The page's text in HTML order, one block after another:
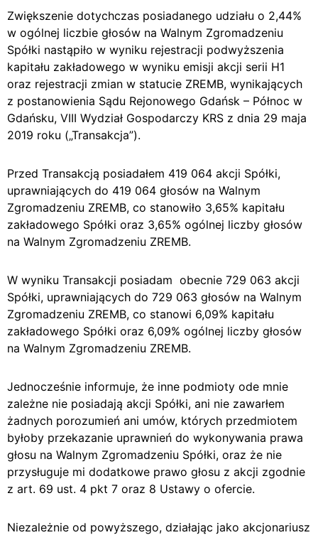
Zwiększenie dotychczas posiadanego udziału o 2,44%
w ogólnej liczbie głosów na Walnym Zgromadzeniu
Spółki nastąpiło w wyniku rejestracji podwyższenia
kapitału zakładowego w wyniku emisji akcji serii H1
oraz rejestracji zmian w statucie ZREMB, wynikających
z postanowienia Sądu Rejonowego Gdańsk – Północ w
Gdańsku, VIII Wydział Gospodarczy KRS z dnia 29 maja
2019 roku („Transakcja”).
Przed Transakcją posiadałem 419 064 akcji Spółki,
uprawniających do 419 064 głosów na Walnym
Zgromadzeniu ZREMB, co stanowiło 3,65% kapitału
zakładowego Spółki oraz 3,65% ogólnej liczby głosów
na Walnym Zgromadzeniu ZREMB.
W wyniku Transakcji posiadam obecnie 729 063 akcji
Spółki, uprawniających do 729 063 głosów na Walnym
Zgromadzeniu ZREMB, co stanowi 6,09% kapitału
zakładowego Spółki oraz 6,09% ogólnej liczby głosów
na Walnym Zgromadzeniu ZREMB.
Jednocześnie informuje, że inne podmioty ode mnie
zależne nie posiadają akcji Spółki, ani nie zawarłem
żadnych porozumień ani umów, których przedmiotem
byłoby przekazanie uprawnień do wykonywania prawa
głosu na Walnym Zgromadzeniu Spółki, oraz że nie
przysługuje mi dodatkowe prawo głosu z akcji zgodnie
z art. 69 ust. 4 pkt 7 oraz 8 Ustawy o ofercie.
Niezależnie od powyższego, działając jako akcjonariusz